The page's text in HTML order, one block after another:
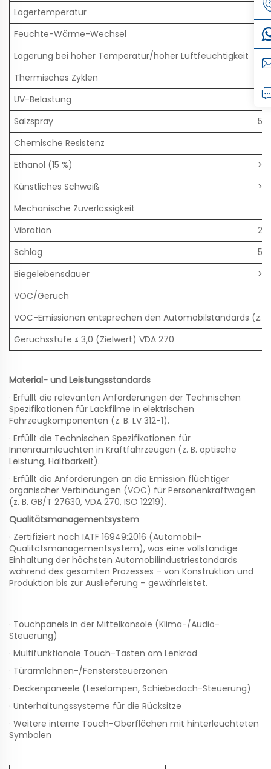
Lagertemperatur
-
Feuchte-Wärme-Wechsel
Lagerung bei hoher Temperatur/hoher Luftfeuchtigkeit
Thermisches Zyklen
UV-Belastung
Salzspray
5
Chemische Resistenz
Ethanol (15 %)
Künstliches Schweiß
Mechanische Zuverlässigkeit
Vibration
Schlag
50
Biegelebensdauer
VOC/Geruch
VOC-Emissionen entsprechen den Automobilstandards (z. B.
Geruchsstufe ≤ 3,0 (Zielwert) VDA 270
Material- und Leistungsstandards
· Erfüllt die relevanten Anforderungen der Technischen
Spezifikationen für Lackfilme in elektrischen
Fahrzeugkomponenten (z. B. LV 312-1).
· Erfüllt die Technischen Spezifikationen für
Innenraumleuchten in Kraftfahrzeugen (z. B. optische
Leistung, Haltbarkeit).
· Erfüllt die Anforderungen an die Emission flüchtiger
organischer Verbindungen (VOC) für Personenkraftwagen
(z. B. GB/T 27630, VDA 270, ISO 12219).
Qualitätsmanagementsystem
· Zertifiziert nach IATF 16949:2016 (Automobil-
Qualitätsmanagementsystem), was eine vollständige
Einhaltung der höchsten Automobilindustriestandards
während des gesamten Prozesses – von Konstruktion und
Produktion bis zur Auslieferung – gewährleistet.
· Touchpanels in der Mittelkonsole (Klima-/Audio-
Steuerung)
· Multifunktionale Touch-Tasten am Lenkrad
· Türarmlehnen-/Fenstersteuerzonen
· Deckenpaneele (Leselampen, Schiebedach-Steuerung)
· Unterhaltungssysteme für die Rücksitze
· Weitere interne Touch-Oberflächen mit hinterleuchteten
Symbolen